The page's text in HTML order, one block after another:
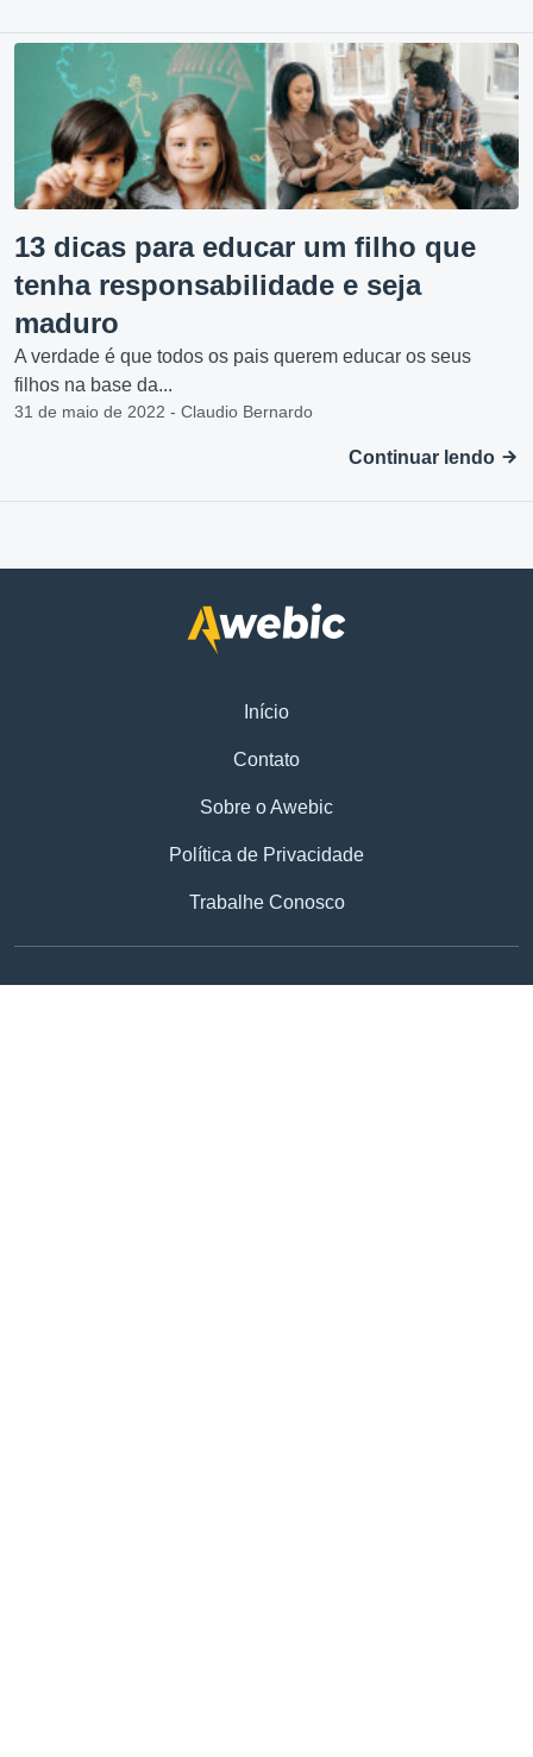
13 dicas para educar um filho que
tenha responsabilidade e seja
maduro
A verdade é que todos os pais querem educar os seus
filhos na base da...
31 de maio de 2022 - Claudio Bernardo
Continuar lendo
Início
Contato
Sobre o Awebic
Política de Privacidade
Trabalhe Conosco